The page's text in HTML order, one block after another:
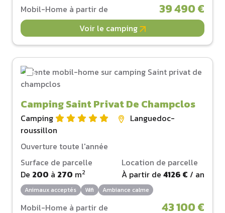
Mobil-Home à partir de 39 490 €
Voir le camping
Camping Saint Privat De Champclos
Camping
Languedoc-
roussillon
Ouverture toute l'année
Surface de parcelle
De 200 à 270 m2
Location de parcelle
À partir de 4126 € / an
Animaux acceptés Wifi Ambiance calme
Mobil-Home à partir de 43 100 €